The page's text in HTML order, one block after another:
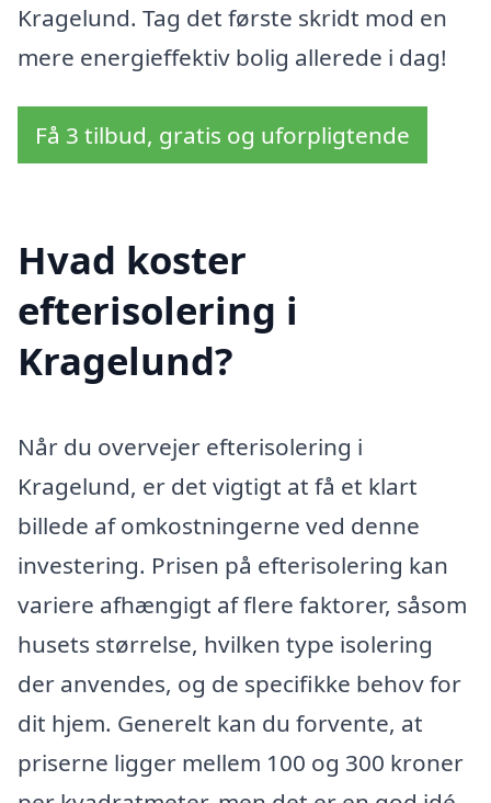
Kragelund. Tag det første skridt mod en
mere energieffektiv bolig allerede i dag!
Få 3 tilbud, gratis og uforpligtende
Hvad koster
efterisolering i
Kragelund?
Når du overvejer efterisolering i
Kragelund, er det vigtigt at få et klart
billede af omkostningerne ved denne
investering. Prisen på efterisolering kan
variere afhængigt af flere faktorer, såsom
husets størrelse, hvilken type isolering
der anvendes, og de specifikke behov for
dit hjem. Generelt kan du forvente, at
priserne ligger mellem 100 og 300 kroner